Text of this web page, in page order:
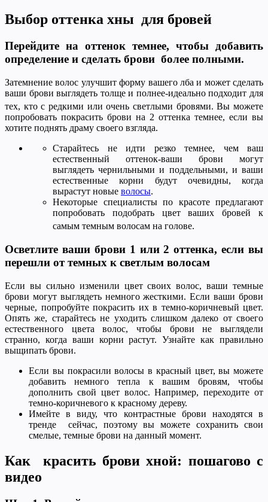
Выбор оттенка хны для бровей
Перейдите на оттенок темнее, чтобы добавить
определение и сделать брови более полными.
Затемнение волос улучшит форму вашего лба и может сделать
ваши брови выглядеть толще и полнее-идеально подходит для
тех, кто с редкими или очень светлыми бровями.Вы можете
попробовать покрасить брови на 2 оттенка темнее, если вы
хотите поднять драму своего взгляда.
Старайтесь не идти резко темнее, чем ваш
естественный оттенок-ваши брови могут
выглядеть чернильными и поддельными, и ваши
естественные корни будут очевидны, когда
вырастут новые волосы.
Некоторые специалисты по красоте предлагают
попробовать подобрать цвет ваших бровей к
самым темным волосам на голове.
Осветлите ваши брови 1 или 2 оттенка, если вы
перешли от темных к светлым волосам
Если вы сильно изменили цвет своих волос, ваши темные
брови могут выглядеть немного жесткими. Если ваши брови
черные, попробуйте покрасить их в темно-коричневый цвет.
Опять же, старайтесь не уходить слишком далеко от своего
естественного цвета волос, чтобы брови не выглядели
странно, когда ваши корни растут. Узнайте как правильно
выщипать брови.
Если вы покрасили волосы в красный цвет, вы можете
добавить немного тепла к вашим бровям, чтобы
дополнить свой цвет волос. Например, переходите от
темно-коричневого к красному дереву.
Имейте в виду, что контрастные брови находятся в
тренде сейчас, поэтому вы можете сохранить свои
смелые, темные брови на данный момент.
Как красить брови хной: пошагово с
видео